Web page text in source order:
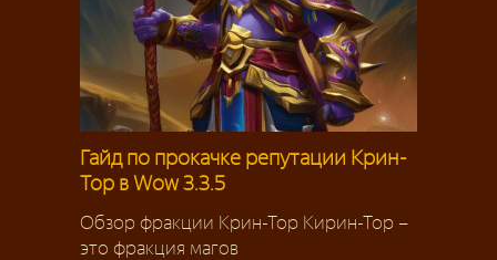
Гайд по прокачке репутации Крин-
Тор в Wow 3.3.5
Обзор фракции Крин-Тор Кирин-Тор –
это фракция магов